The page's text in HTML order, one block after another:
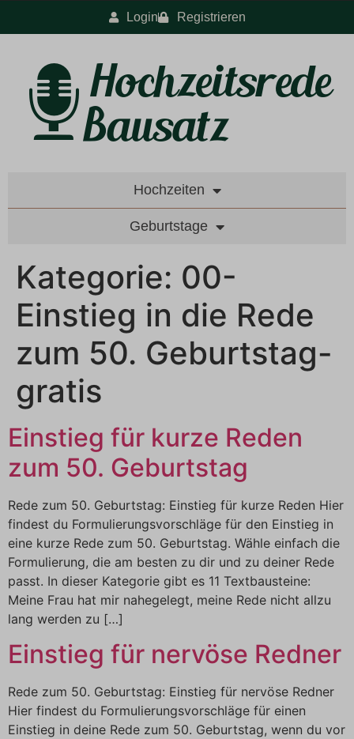
Login Registrieren
Hochzeiten
Geburtstage
Kategorie: 00-
Einstieg in die Rede
zum 50. Geburtstag-
gratis
Einstieg für kurze Reden
zum 50. Geburtstag
Rede zum 50. Geburtstag: Einstieg für kurze Reden Hier
findest du Formulierungsvorschläge für den Einstieg in
eine kurze Rede zum 50. Geburtstag. Wähle einfach die
Formulierung, die am besten zu dir und zu deiner Rede
passt. In dieser Kategorie gibt es 11 Textbausteine:
Meine Frau hat mir nahegelegt, meine Rede nicht allzu
lang werden zu […]
Einstieg für nervöse Redner
Rede zum 50. Geburtstag: Einstieg für nervöse Redner
Hier findest du Formulierungsvorschläge für einen
Einstieg in deine Rede zum 50. Geburtstag, wenn du vor